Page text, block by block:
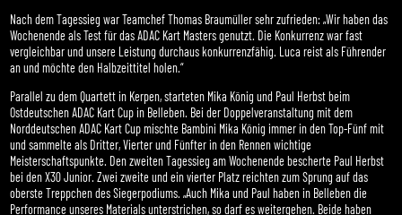
Nach dem Tagessieg war Teamchef Thomas Braumüller sehr zufrieden: „Wir haben das
Wochenende als Test für das ADAC Kart Masters genutzt. Die Konkurrenz war fast
vergleichbar und unsere Leistung durchaus konkurrenzfähig. Luca reist als Führender
an und möchte den Halbzeittitel holen.“
Parallel zu dem Quartett in Kerpen, starteten Mika König und Paul Herbst beim
Ostdeutschen ADAC Kart Cup in Belleben. Bei der Doppelveranstaltung mit dem
Norddeutschen ADAC Kart Cup mischte Bambini Mika König immer in den Top-Fünf mit
und sammelte als Dritter, Vierter und Fünfter in den Rennen wichtige
Meisterschaftspunkte. Den zweiten Tagessieg am Wochenende bescherte Paul Herbst
bei den X30 Junior. Zwei zweite und ein vierter Platz reichten zum Sprung auf das
oberste Treppchen des Siegerpodiums. „Auch Mika und Paul haben in Belleben die
Performance unseres Materials unterstrichen, so darf es weitergehen. Beide haben